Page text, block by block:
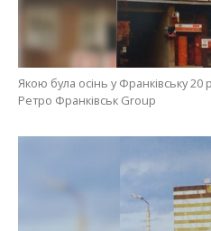
Якою була осінь у Франківську
Ретро Франківськ Group